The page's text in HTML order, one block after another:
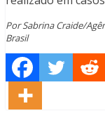
Por Sabrina Craide/
Brasil